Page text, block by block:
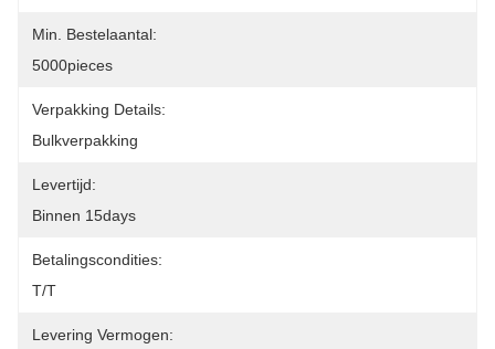
Min. Bestelaantal:
5000pieces
Verpakking Details:
Bulkverpakking
Levertijd:
Binnen 15days
Betalingscondities:
T/T
Levering Vermogen: